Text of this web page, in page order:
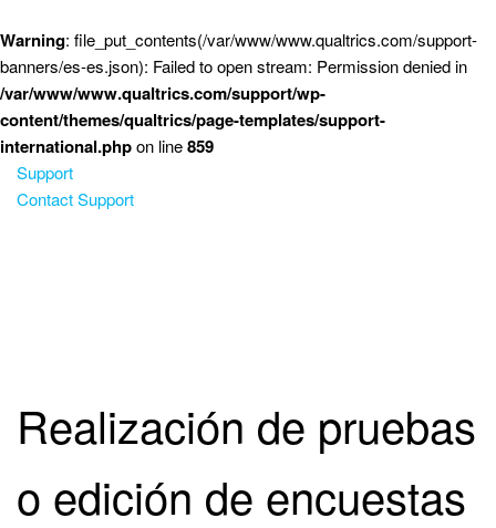
Warning: file_put_contents(/var/www/www.qualtrics.com/support-
banners/es-es.json): Failed to open stream: Permission denied in
/var/www/www.qualtrics.com/support/wp-
content/themes/qualtrics/page-templates/support-
international.phpon line859
Support
Contact Support
Realización de pruebas
o edición de encuestas